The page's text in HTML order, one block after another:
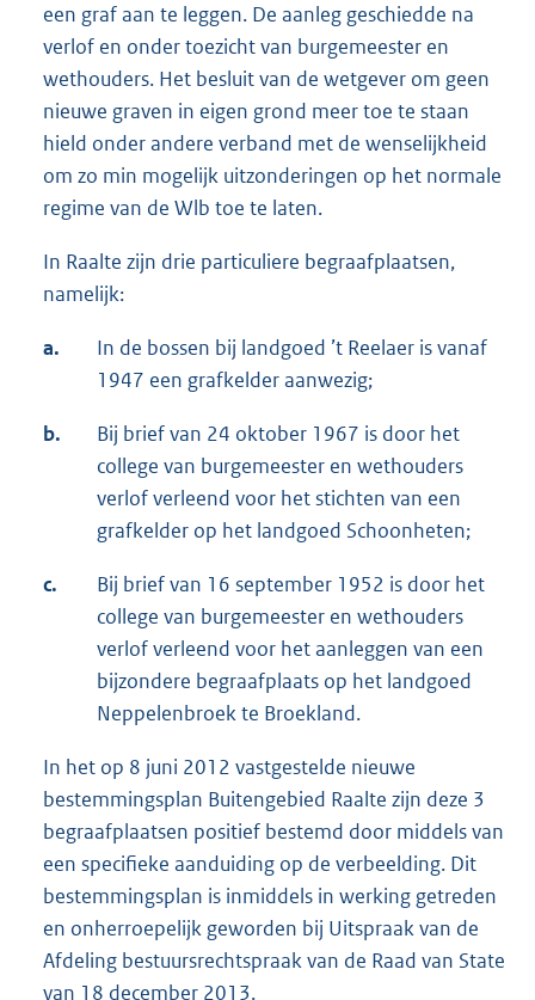
een graf aan te leggen. De aanleg geschiedde na
verlof en onder toezicht van burgemeester en
wethouders. Het besluit van de wetgever om geen
nieuwe graven in eigen grond meer toe te staan
hield onder andere verband met de wenselijkheid
om zo min mogelijk uitzonderingen op het normale
regime van de Wlb toe te laten.
In Raalte zijn drie particuliere begraafplaatsen,
namelijk:
a.
In de bossen bij landgoed ’t Reelaer is vanaf
1947 een grafkelder aanwezig;
b.
Bij brief van 24 oktober 1967 is door het
college van burgemeester en wethouders
verlof verleend voor het stichten van een
grafkelder op het landgoed Schoonheten;
c.
Bij brief van 16 september 1952 is door het
college van burgemeester en wethouders
verlof verleend voor het aanleggen van een
bijzondere begraafplaats op het landgoed
Neppelenbroek te Broekland.
In het op 8 juni 2012 vastgestelde nieuwe
bestemmingsplan Buitengebied Raalte zijn deze 3
begraafplaatsen positief bestemd door middels van
een specifieke aanduiding op de verbeelding. Dit
bestemmingsplan is inmiddels in werking getreden
en onherroepelijk geworden bij Uitspraak van de
Afdeling bestuursrechtspraak van de Raad van State
van 18 december 2013.